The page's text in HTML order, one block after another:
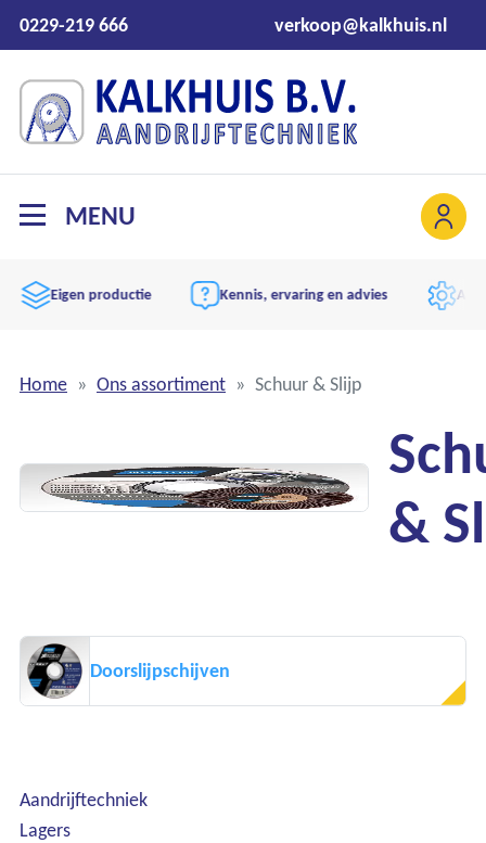
0229-219 666 verkoop@kalkhuis.nl
MENU
Eigen productie Kennis, ervaring en advies
Home Ons assortiment Schuur & Slijp
&
Doorslijpschijven
Aandrijftechniek
Lagers